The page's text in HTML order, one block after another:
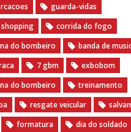
guarda-vidas
corrida do fogo
do bombeiro
banda de
7 gbm
exbobom
do bombeiro
treinamento
resgate veicular
formatura
dia do soldado